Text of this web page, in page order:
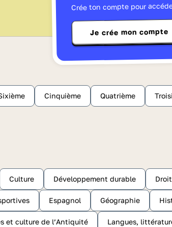
Crée ton compte pour
Je crée mon compte
Cinquième Quatrième
Culture Développement durable
Espagnol Géographie
et culture de l’Antiquité Langues,